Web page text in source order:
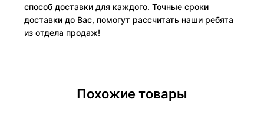
способ доставки для каждого. Точные сроки
доставки до Вас, помогут рассчитать наши ребята
из отдела продаж!
Похожие товары